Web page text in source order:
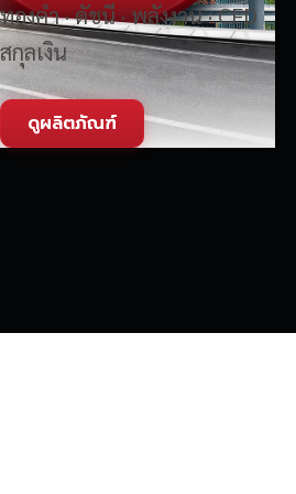
ทองคำ · ดัชนี · พลังงาน · CFD
สกุลเงิน
ดูผลิตภัณฑ์